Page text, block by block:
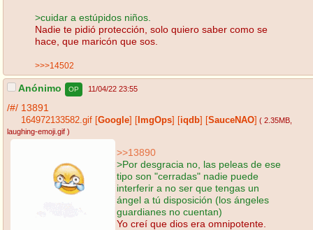
>cuidar a estúpidos niños.
Nadie te pidió protección, solo quiero saber como se
hace, que maricón que sos.
>>>14502
Anónimo OP 11/04/22 23:55
/#/ 13891
164972133582.gif Google ImgOps iqdb SauceNAO ( 2.35MB
laughing-emoji.gif )
>>13890
>Por desgracia no, las peleas de ese
tipo son "cerradas" nadie puede
interferir a no ser que tengas un
ángel a tú disposición (los ángeles
guardianes no cuentan)
Yo creí que dios era omnipotente.